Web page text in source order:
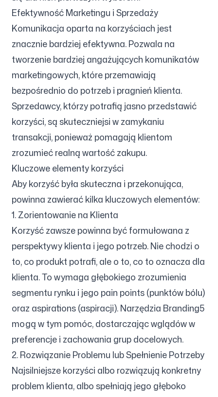
Efektywność Marketingu i Sprzedaży
Komunikacja oparta na korzyściach jest
znacznie bardziej efektywna. Pozwala na
tworzenie bardziej angażujących komunikatów
marketingowych, które przemawiają
bezpośrednio do potrzeb i pragnień klienta.
Sprzedawcy, którzy potrafią jasno przedstawić
korzyści, są skuteczniejsi w zamykaniu
transakcji, ponieważ pomagają klientom
zrozumieć realną wartość zakupu.
Kluczowe elementy korzyści
Aby korzyść była skuteczna i przekonująca,
powinna zawierać kilka kluczowych elementów:
1. Zorientowanie na Klienta
Korzyść zawsze powinna być formułowana z
perspektywy klienta i jego potrzeb. Nie chodzi o
to, co produkt potrafi, ale o to, co to oznacza dla
klienta. To wymaga głębokiego zrozumienia
segmentu rynku i jego pain points (punktów bólu)
oraz aspirations (aspiracji). Narzędzia Branding5
mogą w tym pomóc, dostarczając wglądów w
preferencje i zachowania grup docelowych.
2. Rozwiązanie Problemu lub Spełnienie Potrzeby
Najsilniejsze korzyści albo rozwiązują konkretny
problem klienta, albo spełniają jego głęboko